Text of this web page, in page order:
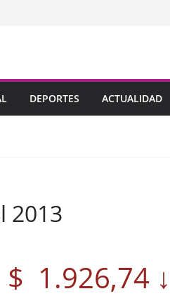
DEPORTES ACTUALIDAD
2013
$ 1.926,74 ↓